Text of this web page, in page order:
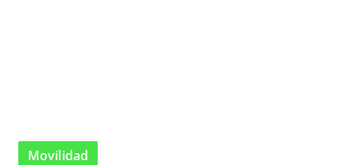
Movilidad